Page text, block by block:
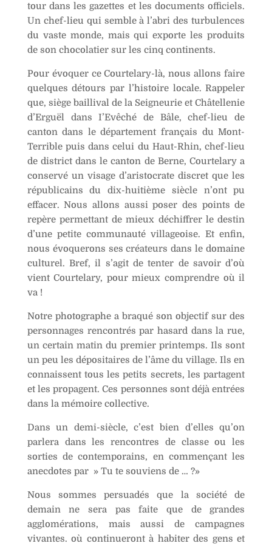
:
tour dans les gazettes et les documents officiels.
Un chef-lieu qui semble à l’abri des turbulences
du vaste monde, mais qui exporte les produits
de son chocolatier sur les cinq continents.
Pour évoquer ce Courtelary-là, nous allons faire
quelques détours par l’histoire locale. Rappeler
que, siège baillival de la Seigneurie et Châtellenie
d’Erguël dans I’Evêché de Bâle, chef-lieu de
canton dans le département français du Mont-
Terrible puis dans celui du Haut-Rhin, chef-lieu
de district dans le canton de Berne, Courtelary a
conservé un visage d’aristocrate discret que les
républicains du dix-huitième siècle n’ont pu
effacer. Nous allons aussi poser des points de
repère permettant de mieux déchiffrer le destin
d’une petite communauté villageoise. Et enfin,
nous évoquerons ses créateurs dans le domaine
culturel. Bref, il s’agit de tenter de savoir d’où
vient Courtelary, pour mieux comprendre où il
va !
Notre photographe a braqué son objectif sur des
personnages rencontrés par hasard dans la rue,
un certain matin du premier printemps. Ils sont
un peu les dépositaires de l’âme du village. Ils en
connaissent tous les petits secrets, les partagent
et les propagent. Ces personnes sont déjà entrées
dans la mémoire collective.
Dans un demi-siècle, c’est bien d’elles qu’on
parlera dans les rencontres de classe ou les
sorties de contemporains, en commençant les
anecdotes par » Tu te souviens de … ?»
Nous sommes persuadés que la société de
demain ne sera pas faite que de grandes
agglomérations, mais aussi de campagnes
vivantes. où continueront à habiter des gens et